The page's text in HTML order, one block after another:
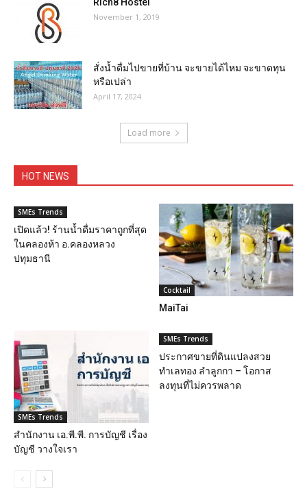
November 1, 2019
สั่งน้ำดื่มไปขายที่บ้าน จะขายได้ไหม จะขาดทุน
หรือเปล่า
April 17, 2024
Load more
HOT NEWS
SMEs Trends
เปิดแล้ว! ร้านน้ำดื่มราคาถูกที่สุด
ในคลองห้า อ.คลองหลวง
ปทุมธานี
Cocktail
MaiTai
SMEs Trends
สำนักงาน เอ.พี.พี. การบัญชี เรื่อง
บัญชี วางใจเรา
SMEs Trends
ประกาศขายที่ดินแปลงสวย
ทำเลทอง ลำลูกกา – โอกาส
ลงทุนที่ไม่ควรพลาด